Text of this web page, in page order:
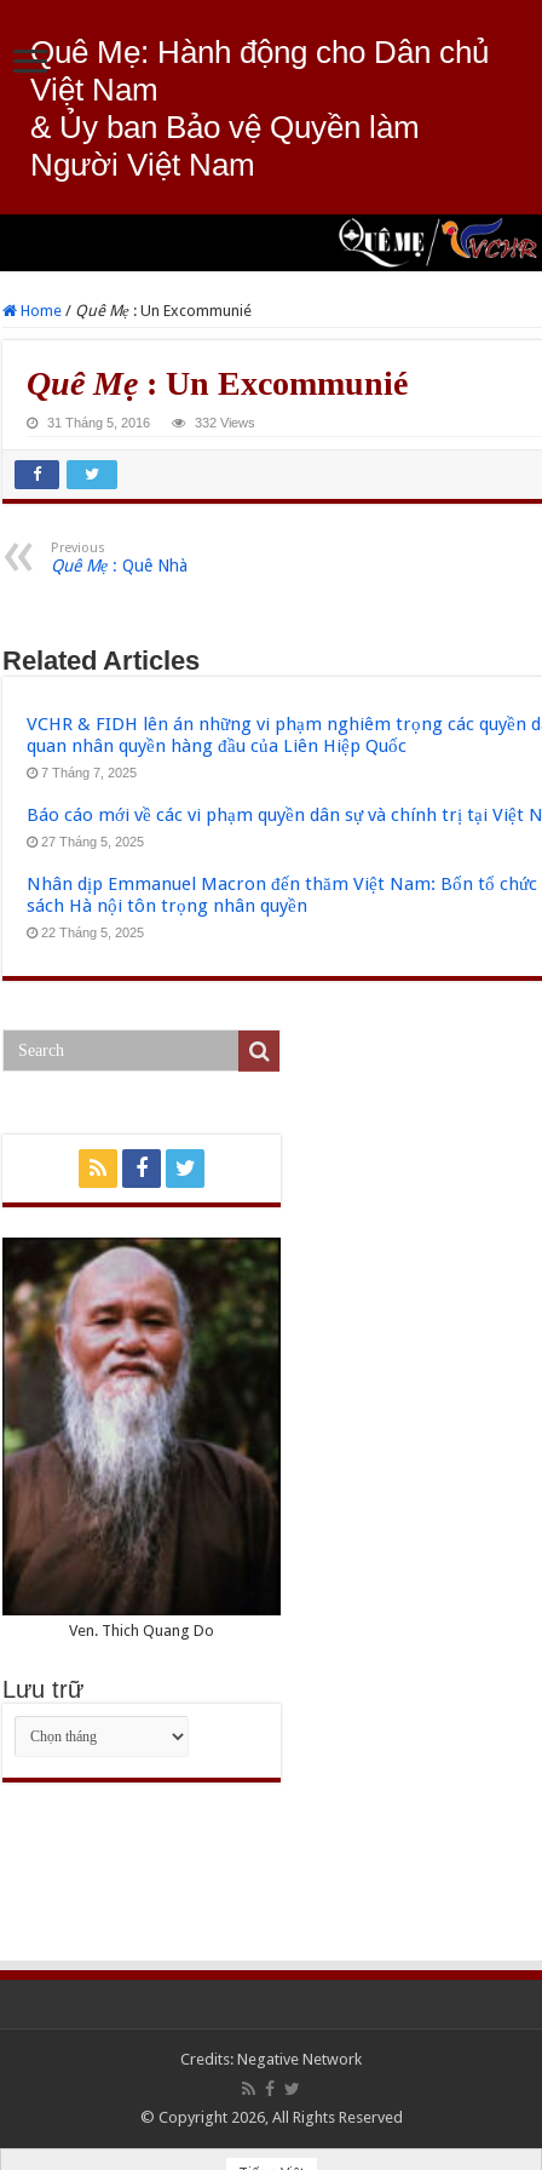
Quê Mẹ: Hành động cho Dân chủ
Việt Nam
& Ủy ban Bảo vệ Quyền làm
Người Việt Nam
Home / Quê Mẹ : Un Excommunié
Quê Mẹ : Un Excommunié
31 Tháng 5, 2016 332 Views
Previous
Quê Mẹ : Quê Nhà
Related Articles
VCHR & FIDH lên án những vi phạm nghiêm trọng các quyền
quan nhân quyền hàng đầu của Liên Hiệp Quốc
7 Tháng 7, 2025
Báo cáo mới về các vi phạm quyền dân sự và chính trị tại Việt
27 Tháng 5, 2025
Nhân dịp Emmanuel Macron đến thăm Việt Nam: Bốn tổ
sách Hà nội tôn trọng nhân quyền
22 Tháng 5, 2025
Ven. Thich Quang Do
Lưu trữ
Lưu
trữ
Credits: Negative Network
© Copyright 2026, All Rights Reserved